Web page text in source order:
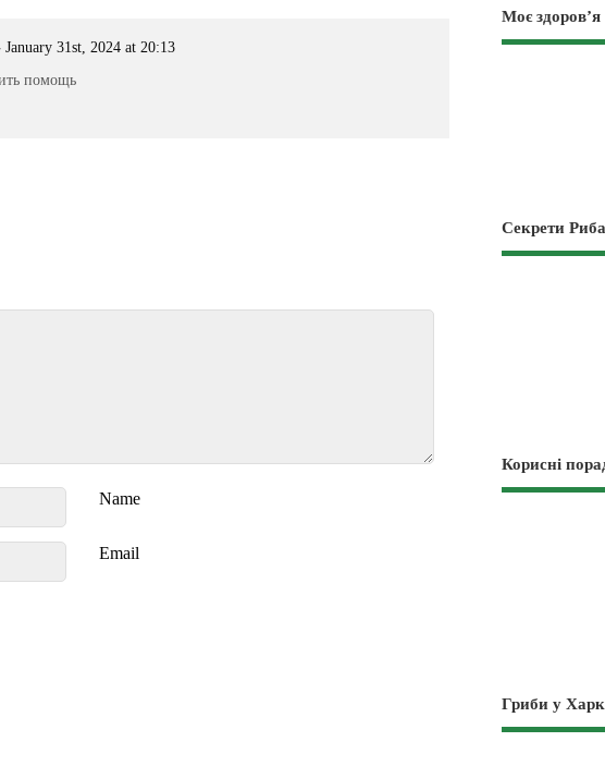
January 31st, 2024 at 20:13
помощь
Name
Email
Моє здоров’я
Секрети
Корисні
Гриби у